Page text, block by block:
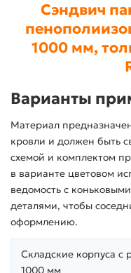
Сэндвич
1000 мм,
Варианты
Материал
кровли и должен быть
схемой и комплектом
в варианте цветовом
ведомость с
деталями, чтобы
оформлению.
Складские корпуса с